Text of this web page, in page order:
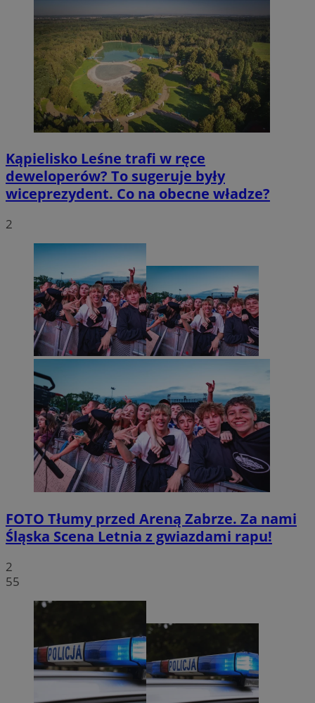
Kąpielisko Leśne trafi w ręce
deweloperów? To sugeruje były
wiceprezydent. Co na obecne władze?
2
FOTO Tłumy przed Areną Zabrze. Za nami
Śląska Scena Letnia z gwiazdami rapu!
2
55